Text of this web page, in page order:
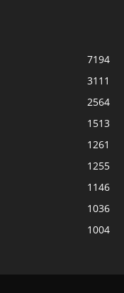
7194
3111
2564
1513
1261
1255
1146
1036
1004